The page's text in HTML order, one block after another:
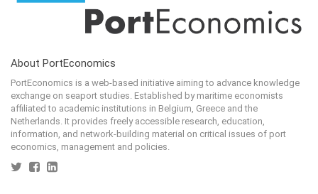
About PortEconomics
PortEconomics is a web-based initiative aiming to advance knowledge
exchange on seaport studies. Established by maritime economists
affiliated to academic institutions in Belgium, Greece and the
Netherlands. It provides freely accessible research, education,
information, and network-building material on critical issues of port
economics, management and policies.